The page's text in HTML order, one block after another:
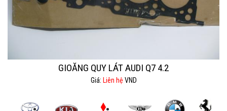
GIOĂNG QUY LÁT AUDI Q7 4.2
Giá: Liên hệ VND